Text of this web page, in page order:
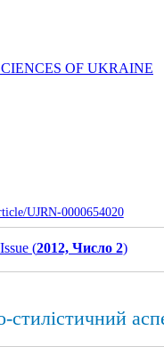
OF UKRAINE
UJRN-0000654020
Issue (2012, Число 2)